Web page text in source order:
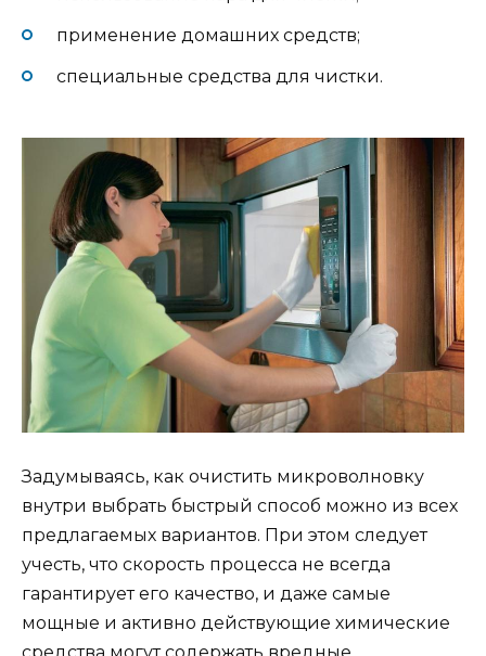
применение домашних средств;
специальные средства для чистки.
Задумываясь, как очистить микроволновку
внутри выбрать быстрый способ можно из всех
предлагаемых вариантов. При этом следует
учесть, что скорость процесса не всегда
гарантирует его качество, и даже самые
мощные и активно действующие химические